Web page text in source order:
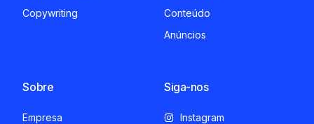
Copywriting
Conteúdo
Anúncios
Sobre
Empresa
Siga-nos
Instagram